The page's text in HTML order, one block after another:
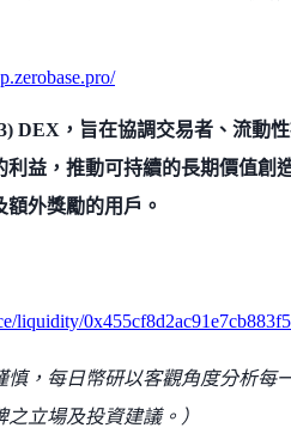
DEX，旨在協調交易者、流動
利益，推動可持續的長期價值創
外獎勵的用戶。
liquidity/
慎，每日幣研以客觀角度分析每
立場及投資建議。）